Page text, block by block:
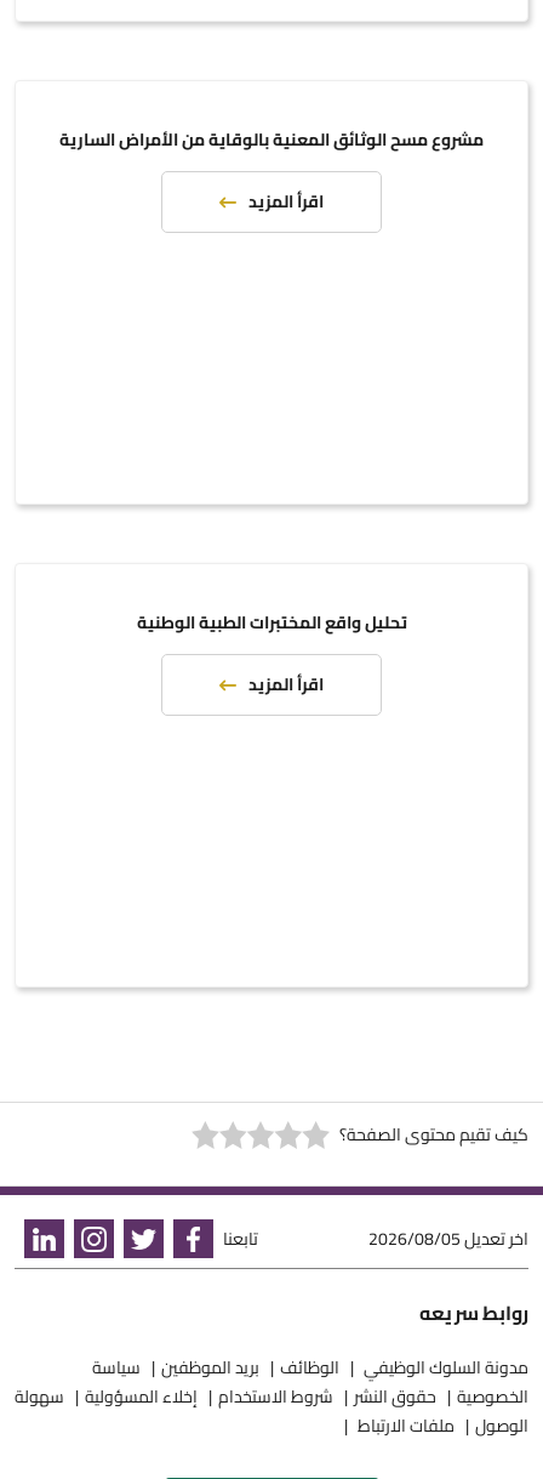
مشروع مسح الوثائق المعنية بالوقاية من الأمراض السارية
اقرأ المزيد
تحليل واقع المختبرات الطبية الوطنية
اقرأ المزيد
كيف تقيم محتوى الصفحة؟
اخر تعديل2026/08/05 تابعنا
روابط سريعه
مدونة السلوك الوظيفي الوظائف بريد الموظفين
سياسة
الخصوصية
حقوق النشر شروط الاستخدام إخلاء المسؤولية
سهولة
الوصول
ملفات الارتباط